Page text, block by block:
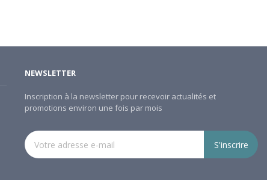
NEWSLETTER
Inscription à la newsletter pour recevoir actualités et
promotions environ une fois par mois
S'inscrire